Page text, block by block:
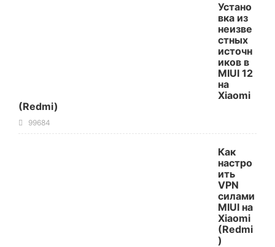
Устано
вка из
неизве
стных
источн
иков в
MIUI 12
на
Xiaomi
(Redmi)
99684
Как
настро
ить
VPN
силами
MIUI на
Xiaomi
(Redmi
)